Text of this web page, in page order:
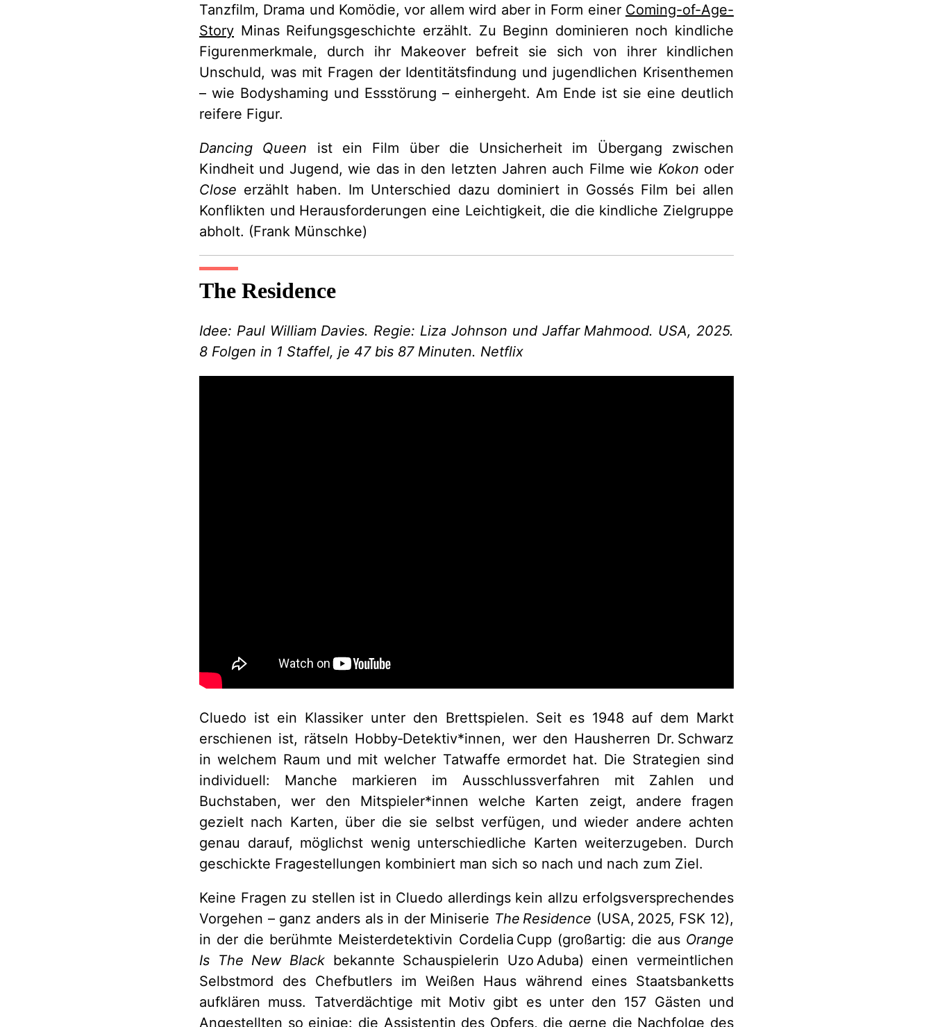
Tanzfilm, Drama und Komödie, vor allem wird aber in Form einer Coming-of-Age-
Story Minas Reifungsgeschichte erzählt. Zu Beginn dominieren noch kindliche
Figurenmerkmale, durch ihr Makeover befreit sie sich von ihrer kindlichen
Unschuld, was mit Fragen der Identitätsfindung und jugendlichen Krisenthemen
– wie Bodyshaming und Essstörung – einhergeht. Am Ende ist sie eine deutlich
reifere Figur.
Dancing Queen ist ein Film über die Unsicherheit im Übergang zwischen
Kindheit und Jugend, wie das in den letzten Jahren auch Filme wie Kokon oder
Close erzählt haben. Im Unterschied dazu dominiert in Gossés Film bei allen
Konflikten und Herausforderungen eine Leichtigkeit, die die kindliche Zielgruppe
abholt. (Frank Münschke)
The Residence
Idee: Paul William Davies. Regie: Liza Johnson und Jaffar Mahmood. USA, 2025.
8 Folgen in 1 Staffel, je 47 bis 87 Minuten. Netflix
Cluedo ist ein Klassiker unter den Brettspielen. Seit es 1948 auf dem Markt
erschienen ist, rätseln Hobby‑Detektiv*innen, wer den Hausherren Dr. Schwarz
in welchem Raum und mit welcher Tatwaffe ermordet hat. Die Strategien sind
individuell: Manche markieren im Ausschlussverfahren mit Zahlen und
Buchstaben, wer den Mitspieler*innen welche Karten zeigt, andere fragen
gezielt nach Karten, über die sie selbst verfügen, und wieder andere achten
genau darauf, möglichst wenig unterschiedliche Karten weiterzugeben. Durch
geschickte Fragestellungen kombiniert man sich so nach und nach zum Ziel.
Keine Fragen zu stellen ist in Cluedo allerdings kein allzu erfolgsversprechendes
Vorgehen – ganz anders als in der Miniserie The Residence (USA, 2025, FSK 12),
in der die berühmte Meisterdetektivin Cordelia Cupp (großartig: die aus Orange
Is The New Black bekannte Schauspielerin Uzo Aduba) einen vermeintlichen
Selbstmord des Chefbutlers im Weißen Haus während eines Staatsbanketts
aufklären muss. Tatverdächtige mit Motiv gibt es unter den 157 Gästen und
Angestellten so einige: die Assistentin des Opfers, die gerne die Nachfolge des